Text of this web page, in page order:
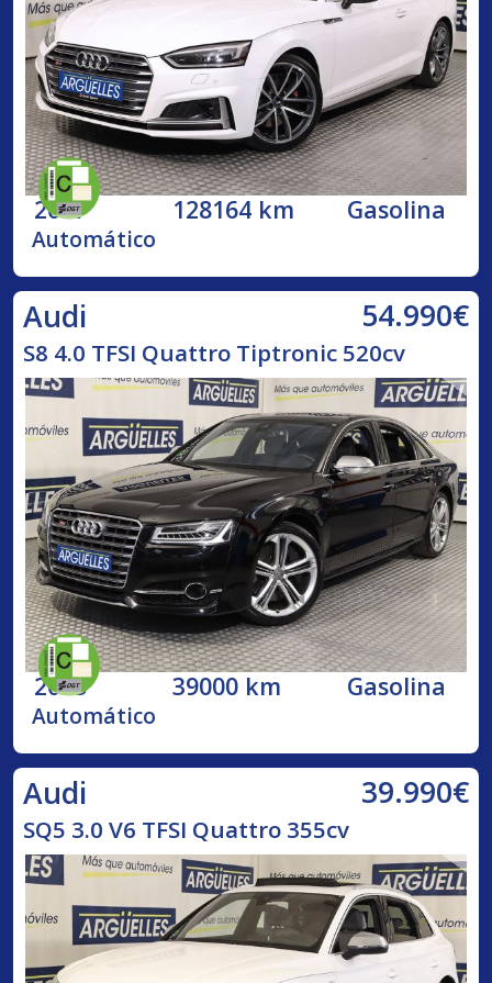
2017 128164 km Gasolina
Automático
Audi 54.990€
S8 4.0 TFSI Quattro Tiptronic 520cv
2015 39000 km Gasolina
Automático
Audi 39.990€
SQ5 3.0 V6 TFSI Quattro 355cv